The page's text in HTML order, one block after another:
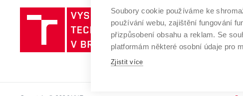
Vysoké
učení
technické
v
Soubory cookie používáme ke
používání webu, zajištění fungování
přizpůsobení obsahu a reklam. Se
platformám některé osobní údaje pro
Zjistit více